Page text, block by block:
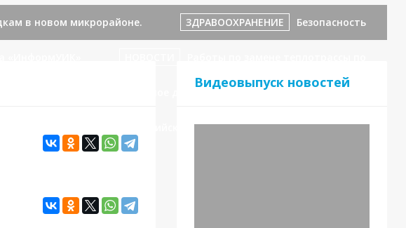
в новом микрорайоне. ЗДРАВООХРАНЕНИЕ Безопасность
«Дорожное движение — достойно
Подросток из Каспийска спас ребенка
Видеовыпуск новостей